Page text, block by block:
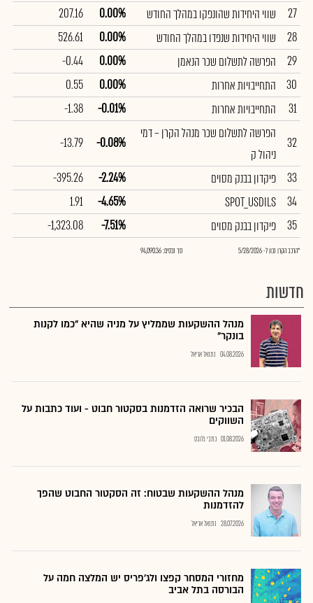
27
שווי היחידות שהונפקו במהלך החודש 0.00%
207.16
28
שווי היחידות שנפדו במהלך החודש 0.00%
526.61
29
הפרשה לתשלום שכר הנאמן 0.00%
-0.44
30
התחייבויות אחרות 0.00%
0.55
31
התחייבויות אחרות -0.01%
-1.38
32
הפרשה לתשלום שכר מנהל הקרן – דמי
ניהול ק
-0.08%
-13.79
33
פיקדון בבנק מסוים -2.24%
-395.26
34
SPOT_USDILS
-4.65%
1.91
35
פיקדון בבנק מסוים -7.51%
-1,323.08
*הרכב הקרן נכון ל- 5/28/2026 סך נכסים: 94,090.36
חדשות
מנהל ההשקעות שממליץ על מניה שהיא "כמו לקנות
בונקר"
04.08.2026 נתנאל אריאל
הבכיר שרואה הזדמנות בסקטור חבוט - ועוד כתבות על
השווקים
01.08.2026 כתבי גלובס
מנהל ההשקעות שבטוח: זה הסקטור החבוט שהפך
להזדמנות
28.07.2026 נתנאל אריאל
מחזורי המסחר קפצו ולג'פריס יש המלצה חמה על
הבורסה בתל אביב